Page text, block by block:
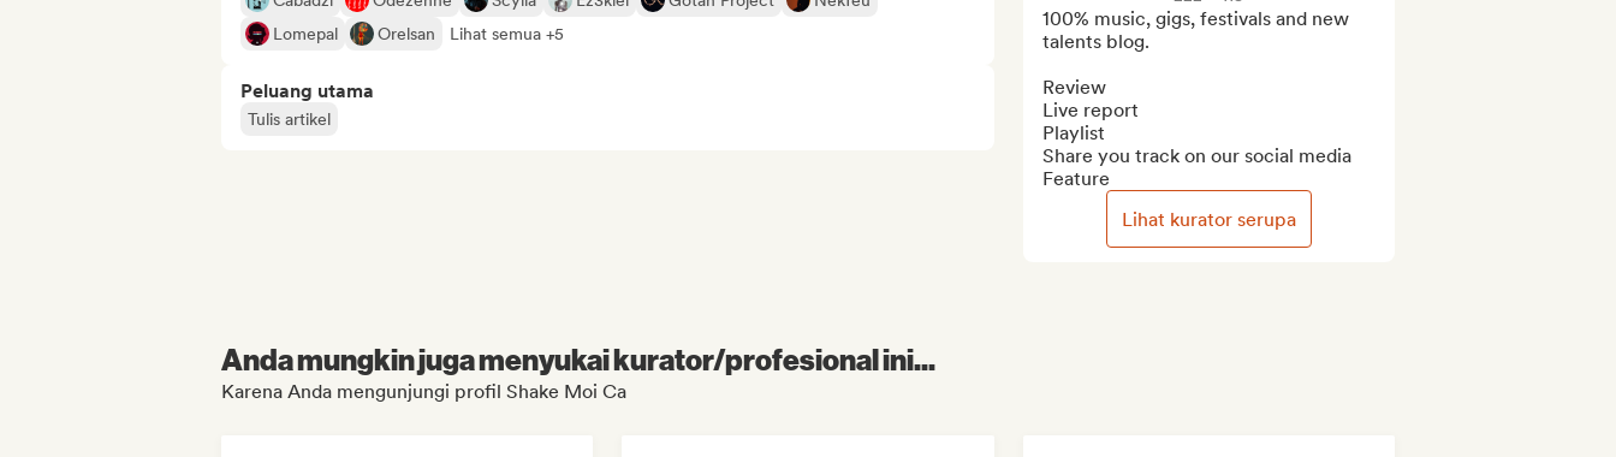
Lomepal
Orelsan Lihat semua +5
Peluang utama
Tulis artikel
100% music, gigs, festivals and new
talents blog.
Review
Live report
Playlist
Share you track on our social media
Feature
Lihat kurator serupa
Anda mungkin juga menyukai kurator/profesional ini...
Karena Anda mengunjungi profil Shake Moi Ca